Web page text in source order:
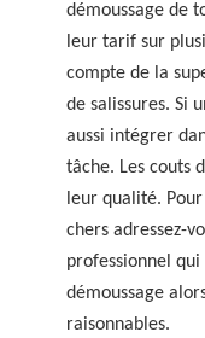
démoussage de
leur tarif sur
compte de la
de salissures. Si
aussi intégrer
tâche. Les couts
leur qualité.
chers adressez-
professionnel
démoussage
raisonnables.